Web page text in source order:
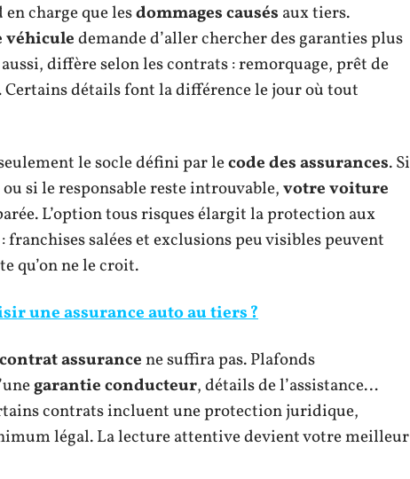
charge que lesdommages causés aux tiers.
véhiculedemande d’aller chercher des garanties plus
diffère selon les contrats : remorquage, prêt de
détails font la différence le jour où tout
le socle défini par lecode des assurances. Si
si le responsable reste introuvable,votre voiture
L’option tous risques élargit la protection aux
franchises salées et exclusions peu visibles peuvent
qu’on ne le croit.
une assurance auto au tiers ?
assurancene suffira pas. Plafonds
garantie conducteur, détails de l’assistance…
contrats incluent une protection juridique,
légal. La lecture attentive devient votre meilleur